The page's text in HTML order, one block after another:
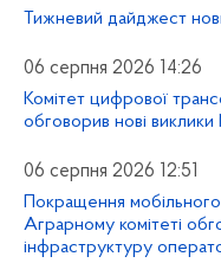
Тижневий дайджест
06 серпня 2026 14:26
Комітет цифрової
обговорив нові
06 серпня 2026 12:51
Покращення мобільного
Аграрному комітеті
інфраструктуру